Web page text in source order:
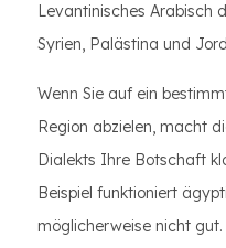
Levantinisches Arabisch
Syrien, Palästina und
Wenn Sie auf ein
Region abzielen, macht
Dialekts Ihre Botschaft
Beispiel funktioniert
möglicherweise nicht